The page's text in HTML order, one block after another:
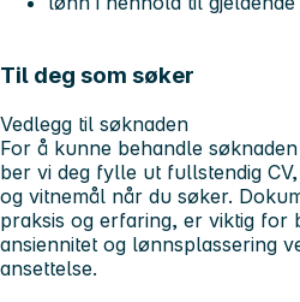
Til deg som søker
Vedlegg til søknaden
For å kunne behandle
ber vi deg fylle ut fullstendig
og vitnemål når du søker.
praksis og erfaring, er viktig for
ansiennitet og lønnsplassering
ansettelse.